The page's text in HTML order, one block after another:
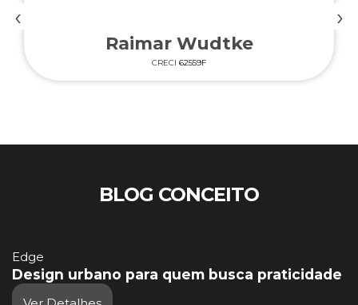
Raimar Wudtke
CRECI 62559F
‹ ›
BLOG CONCEITO
Edge
Design urbano para quem busca praticidade